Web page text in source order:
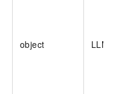
object LLM